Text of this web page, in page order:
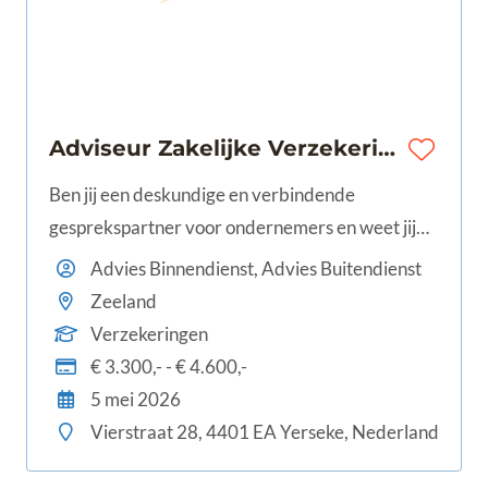
Adviseur Zakelijke Verzekeringen | Yerseke | € 3.300 - € 4.600
Ben jij een deskundige en verbindende
gesprekspartner voor ondernemers en weet jij
zakelijke risico’s te vertalen naar passende
verzekeringsoplossingen? Voor Padmos
Assurantiën in Yerseke zijn wij op zoek naar een
Adviseur Zakelijke Verzekeringen die onde
Advies Binnendienst, Advies Buitendienst
Zeeland
Verzekeringen
€ 3.300,- - € 4.600,-
5 mei 2026
Vierstraat 28, 4401 EA Yerseke, Nederland